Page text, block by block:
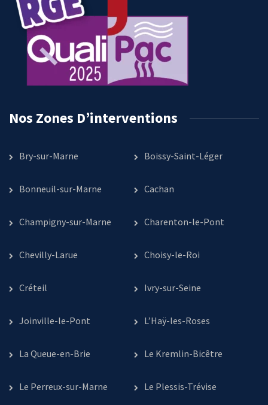
Nos Zones D’interventions
Bry-sur-Marne Boissy-Saint-Léger
Bonneuil-sur-Marne Cachan
Champigny-sur-Marne Charenton-le-Pont
Chevilly-Larue Choisy-le-Roi
Créteil Ivry-sur-Seine
Joinville-le-Pont L’Haÿ-les-Roses
La Queue-en-Brie Le Kremlin-Bicêtre
Le Perreux-sur-Marne Le Plessis-Trévise